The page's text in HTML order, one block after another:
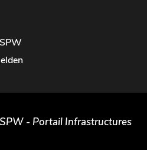
- Portail Infrastructures